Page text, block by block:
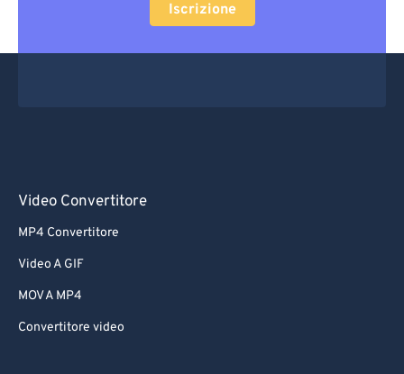
Iscrizione
Video Convertitore
MP4 Convertitore
Video A GIF
MOV A MP4
Convertitore video